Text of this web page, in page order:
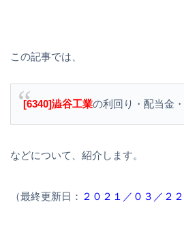
この記事では、
[6340]澁谷工業の利回り・配当金
などについて、紹介します。
（最終更新日： ２０２１／０３／２２